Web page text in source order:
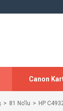
Canon
81 No'lu HP